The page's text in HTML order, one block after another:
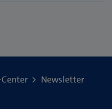
Newsletter